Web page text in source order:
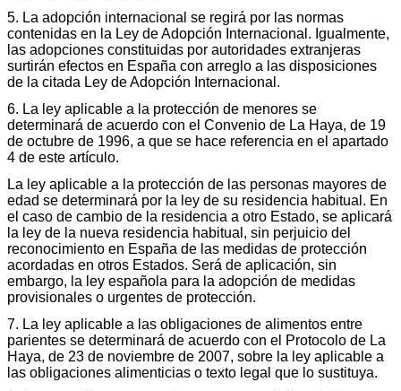
5. La adopción internacional se regirá por las normas
contenidas en la Ley de Adopción Internacional. Igualmente,
las adopciones constituidas por autoridades extranjeras
surtirán efectos en España con arreglo a las disposiciones
de la citada Ley de Adopción Internacional.
6. La ley aplicable a la protección de menores se
determinará de acuerdo con el Convenio de La Haya, de 19
de octubre de 1996, a que se hace referencia en el apartado
4 de este artículo.
La ley aplicable a la protección de las personas mayores de
edad se determinará por la ley de su residencia habitual. En
el caso de cambio de la residencia a otro Estado, se aplicará
la ley de la nueva residencia habitual, sin perjuicio del
reconocimiento en España de las medidas de protección
acordadas en otros Estados. Será de aplicación, sin
embargo, la ley española para la adopción de medidas
provisionales o urgentes de protección.
7. La ley aplicable a las obligaciones de alimentos entre
parientes se determinará de acuerdo con el Protocolo de La
Haya, de 23 de noviembre de 2007, sobre la ley aplicable a
las obligaciones alimenticias o texto legal que lo sustituya.